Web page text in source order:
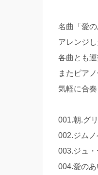
名曲「愛
アレンジし
各曲とも
またピア
気軽に合
001.朝.グ
002.ジム
003.ジュ・
004.愛の